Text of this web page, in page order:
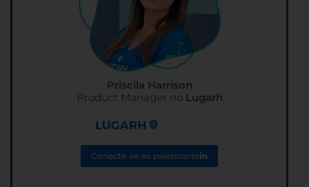
Priscila Harrison
Product Manager no Lugarh
Conecte-se ao palestrante